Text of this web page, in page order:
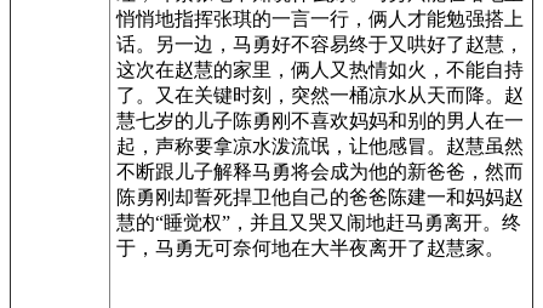
悄悄地指挥张琪的一言一行，俩人才能勉强搭上
话。另一边，马勇好不容易终于又哄好了赵慧，
这次在赵慧的家里，俩人又热情如火，不能自持
了。又在关键时刻，突然一桶凉水从天而降。赵
慧七岁的儿子陈勇刚不喜欢妈妈和别的男人在一
起，声称要拿凉水泼流氓，让他感冒。赵慧虽然
不断跟儿子解释马勇将会成为他的新爸爸，然而
陈勇刚却誓死捍卫他自己的爸爸陈建一和妈妈赵
慧的“睡觉权”，并且又哭又闹地赶马勇离开。终
于，马勇无可奈何地在大半夜离开了赵慧家。